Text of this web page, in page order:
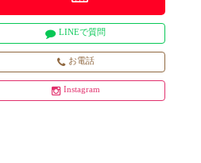
LINEで質問
お電話
Instagram